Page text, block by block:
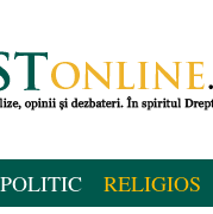
POLITIC RELIGIOS